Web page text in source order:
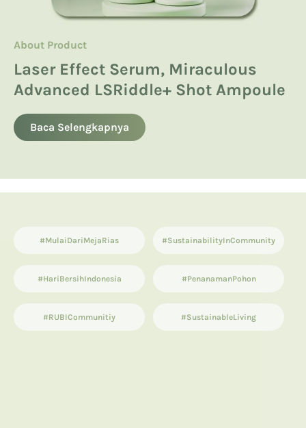
About Product
Laser Effect Serum, Miraculous
Advanced LSRiddle+ Shot Ampoule
Baca Selengkapnya
Hyaluronic Acid
Kandungan Skincare yang Boleh
dan Tidak Boleh untuk Ibu Hamil
Baca Selengkapnya
Manfaatkan Spikula, Inilah Avoskin
Miraculous LSRiddle+ Shot
Ampoule
Baca Selengkapnya
Product Knowledge
13 List Produk Avoskin Terbaik dan
Terlaris
#MulaiDariMejaRias #SustainabilityInCommunity
#HariBersihIndonesia #PenanamanPohon
#RUBICommunitiy #SustainableLiving